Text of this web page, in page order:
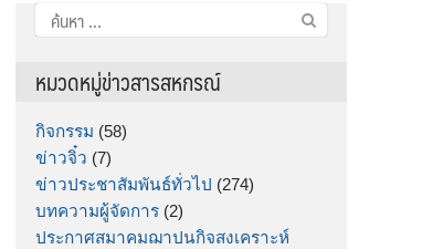
ค้นหา
สำหรับ:
หมวดหมู่ข่าวสารสหกรณ์
กิจกรรม (58)
ข่าวจิ๋ว (7)
ข่าวประชาสัมพันธ์ทั่วไป (274)
บทความผู้จัดการ (2)
ประกาศสมาคมฌาปนกิจสงเคราะห์